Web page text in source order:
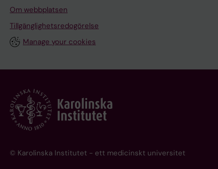
Om webbplatsen
Tillgänglighetsredogörelse
Manage your cookies
© Karolinska Institutet - ett medicinskt universitet